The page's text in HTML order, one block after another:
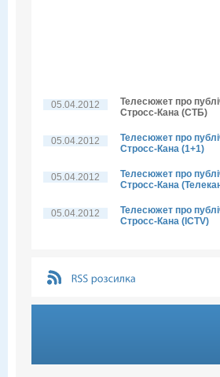
05.04.2012
Телесюжет про
Стросс-Кана (СТБ)
05.04.2012
Телесюжет про
Стросс-Кана (1+1)
05.04.2012
Телесюжет про
Стросс-Кана
05.04.2012
Телесюжет про
Стросс-Кана (ICTV)